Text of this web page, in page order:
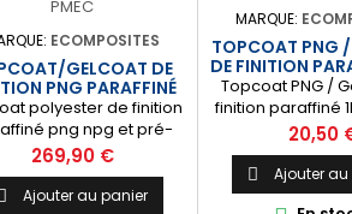
catalyseur PMEC 50 cl
protège
surface visible
stratification
[Facile
ECOMPOSITES
GELCOAT DE
PNG PARAFFINÉ
25 KG
polyester de finition
png npg et pré-
pour la finition et
des piscines et
[Finition] : Fournit une
Prix
269,90 €
 Ajouter au panier
MARQUE:
TOPCOAT PNG
DE FINITION
Topcoat PNG /
finition paraffiné
immersion
Tansparent / Gris
Livré avec
Prix
20,50
 Ajouter